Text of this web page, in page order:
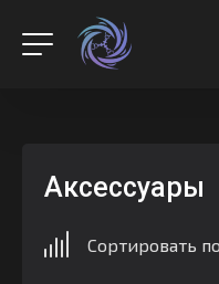
Аксессуары
Сортировать